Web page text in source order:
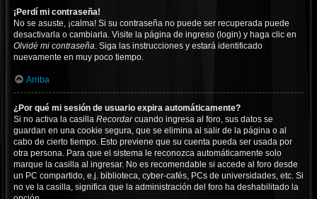
¡Perdí mi contraseña!
No se asuste, ¡calma! Si su contraseña no puede ser recuperada puede
desactivarla o cambiarla. Visite la página de ingreso (login) y haga clic en
Olvidé mi contraseña. Siga las instrucciones y estará identificado
nuevamente en muy poco tiempo.
Arriba
¿Por qué mi sesión de usuario expira automáticamente?
Si no activa la casilla Recordarcuando ingresa al foro, sus datos se
guardan en una cookie segura, que se elimina al salir de la página o al
cabo de cierto tiempo. Esto previene que su cuenta pueda ser usada por
otra persona. Para que el sistema le reconozca automáticamente solo
marque la casilla al ingresar. No es recomendable si accede al foro desde
un PC compartido, e.j. biblioteca, cyber-cafés, PCs de universidades, etc. Si
no ve la casilla, significa que la administración del foro ha deshabilitado la